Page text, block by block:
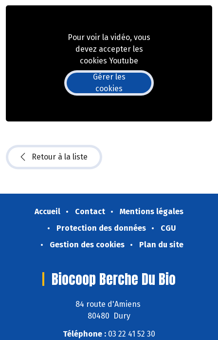
Pour voir la vidéo, vous
devez accepter les
cookies Youtube
Gérer les
cookies
Retour à la liste
Accueil Contact
Mentions légales
Protection des données
CGU
Gestion des cookies
Plan du site
Biocoop Berche Du Bio
84 route d'Amiens
80480 Dury
Téléphone : 03 22 41 52 30